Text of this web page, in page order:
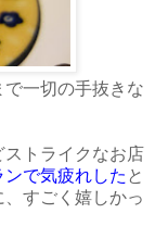
一切の手抜きな
ストライクなお店
で気疲れした と
すごく嬉しかっ